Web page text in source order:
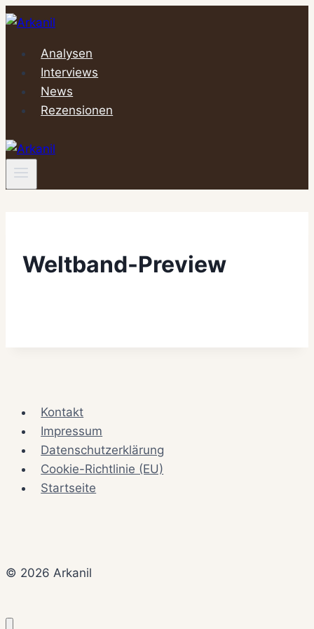
Zum
springenAnalysen
Interviews
News
Rezensionen
Weltband-Preview
Kontakt
Impressum
Datenschutzerklärung
Cookie-Richtlinie (EU)
Startseite
© 2026 Arkanil